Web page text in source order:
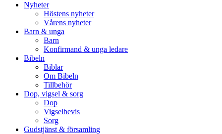
Nyheter
Höstens nyheter
Vårens nyheter
Barn & unga
Barn
Konfirmand & unga ledare
Bibeln
Biblar
Om Bibeln
Tillbehör
Dop, vigsel & sorg
Dop
Vigselbevis
Sorg
Gudstjänst & församling